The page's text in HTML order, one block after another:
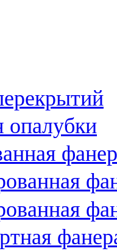
опалубки